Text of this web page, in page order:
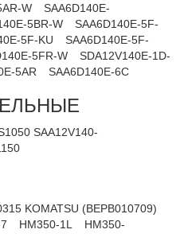
W
SAA6D140E-
5BR-W
SAA6D140E-5F-
5F-KU
SAA6D140E-5F-
5FR-W
SDA12V140E-1D-
5AR SAA6D140E-6C
SAA12V140-
KOMATSU (BEPB010709)
HM350-1L
HM350-